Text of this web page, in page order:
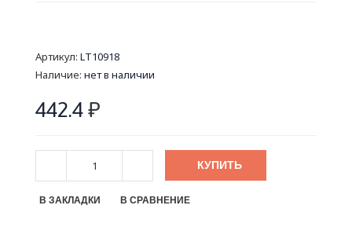
Артикул: LT10918
Наличие: нет в наличии
442.4₽
КУПИТЬ
В ЗАКЛАДКИ В СРАВНЕНИЕ